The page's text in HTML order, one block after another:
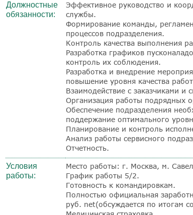
Должностные
обязанности:
Эффективное руководство и
службы.
Формирование команды,
процессов подразделения.
Контроль качества выполнения
Разработка графиков
контроль их соблюдения.
Разработка и внедрение
повышение уровня качества
Взаимодействие с заказчиками
Организация работы подрядных
Обеспечение подразделения
поддержание оптимального
Планирование и контроль
Анализ работы сервисного
Отчетность.
Условия
работы:
Место работы: г. Москва, м.
График работы 5/2.
Готовность к командировкам.
Полностью официальная
руб. net(обсуждается по итогам